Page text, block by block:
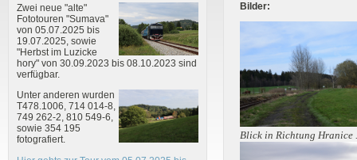
Zwei neue "alte"
Fototouren "Sumava"
von 05.07.2025 bis
19.07.2025, sowie
"Herbst im Luzicke
hory" von 30.09.2023 bis 08.10.2023 sind
verfügbar.
Unter anderen wurden
T478.1006, 714 014-8,
749 262-2, 810 549-6,
sowie 354 195
fotografiert.
Bilder:
Blick in Richtung Hranice